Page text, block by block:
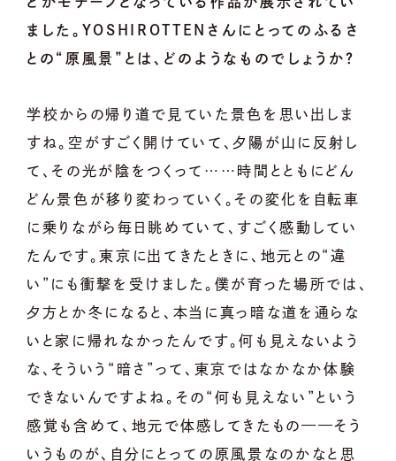
ました。YOSHIROTTENさんにとってのふるさ
との“原風景”とは、どのようなものでしょうか？
学校からの帰り道で見ていた景色を思い出しま
すね。空がすごく開けていて、夕陽が山に反射し
て、その光が陰をつくって……時間とともにどん
どん景色が移り変わっていく。その変化を自転車
に乗りながら毎日眺めていて、すごく感動してい
たんです。東京に出てきたときに、地元との“違
い”にも衝撃を受けました。僕が育った場所では、
夕方とか冬になると、本当に真っ暗な道を通らな
いと家に帰れなかったんです。何も見えないよう
な、そういう“暗さ”って、東京ではなかなか体験
できないんですよね。その“何も見えない”という
感覚も含めて、地元で体感してきたもの——そう
いうものが、自分にとっての原風景なのかなと思